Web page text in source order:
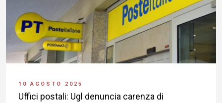
10 AGOSTO 2025
Uffici postali: Ugl denuncia carenza di